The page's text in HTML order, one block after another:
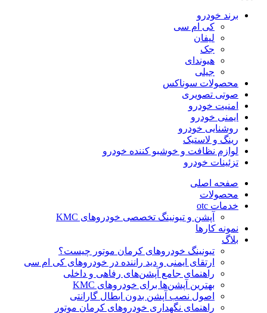
برند خودرو
کی ام سی
لیفان
جک
هیوندای
جیلی
محصولات سوناکس
صوتی تصویری
امنیت خودرو
ایمنی خودرو
روشنایی خودرو
رینگ و لاستیک
لوازم نظافت و خوشبو کننده خودرو
تزئینات خودرو
صفحه اصلی
محصولات
خدمات otc
آپشن و تیونینگ تخصصی خودروهای KMC
نمونه کارها
بلاگ
تیونینگ خودروهای کرمان موتور چیست؟
ارتقای ایمنی و دید راننده در خودروهای کی ام سی
راهنمای جامع آپشن‌های رفاهی و داخلی
بهترین آپشن‌ها برای خودروهای KMC
اصول نصب آپشن بدون ابطال گارانتی
راهنمای نگهداری خودروهای کرمان موتور